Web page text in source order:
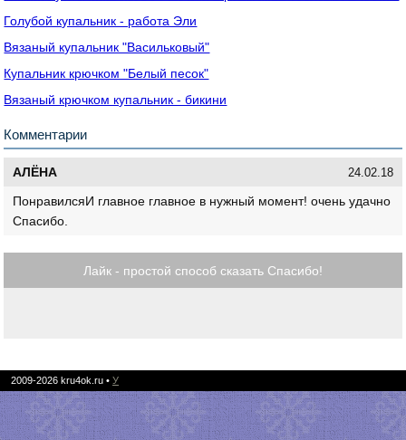
Голубой купальник - работа Эли
Вязаный купальник "Васильковый"
Купальник крючком "Белый песок"
Вязаный крючком купальник - бикини
Комментарии
АЛЁНА 24.02.18
ПонравилсяИ главное главное в нужный момент! очень удачно
Спасибо.
Лайк - простой способ сказать Спасибо!
2009-2026 kru4ok.ru • У